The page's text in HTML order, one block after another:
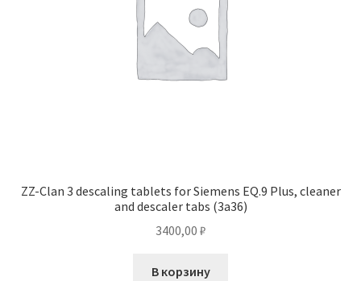
ZZ-Clan 3 descaling tablets for Siemens EQ.9 Plus, cleaner
and descaler tabs (3a36)
3400,00 ₽
В корзину